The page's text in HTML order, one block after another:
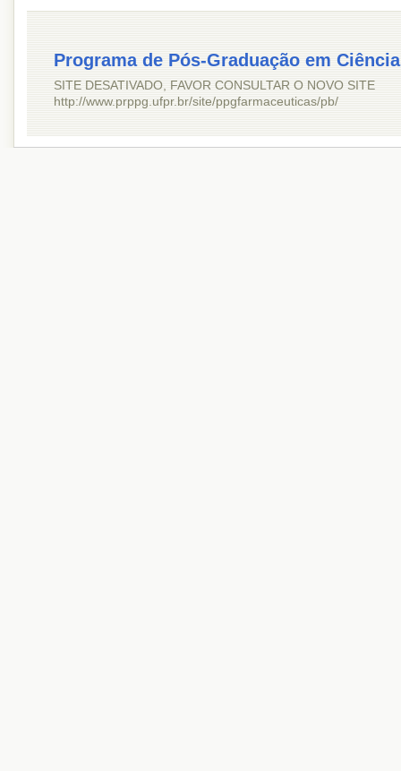
Programa de Pós-Graduação em
SITE DESATIVADO, FAVOR CONSULTAR O NOVO SITE
http://www.prppg.ufpr.br/site/ppgfarmaceuticas/pb/